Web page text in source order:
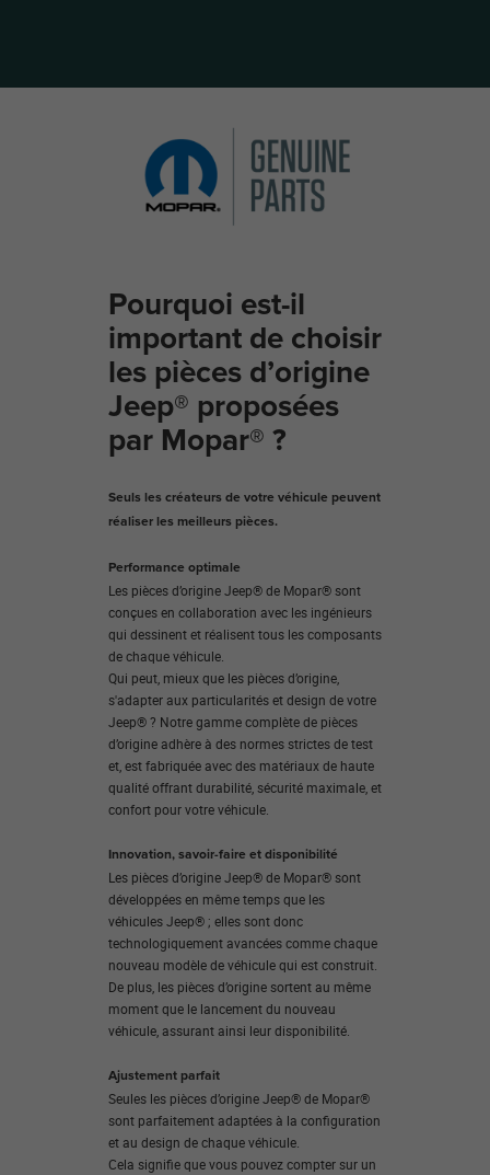
Pourquoi est-il
important de choisir
les pièces d’origine
Jeep® proposées
par Mopar® ?
Seuls les créateurs de votre véhicule peuvent
réaliser les meilleurs pièces.
Performance optimale
Les pièces d’origine Jeep® de Mopar® sont
conçues en collaboration avec les ingénieurs
qui dessinent et réalisent tous les composants
de chaque véhicule.
Qui peut, mieux que les pièces d’origine,
s'adapter aux particularités et design de votre
Jeep® ? Notre gamme complète de pièces
d’origine adhère à des normes strictes de test
et, est fabriquée avec des matériaux de haute
qualité offrant durabilité, sécurité maximale, et
confort pour votre véhicule.
Innovation, savoir-faire et disponibilité
Les pièces d’origine Jeep® de Mopar® sont
développées en même temps que les
véhicules Jeep® ; elles sont donc
technologiquement avancées comme chaque
nouveau modèle de véhicule qui est construit.
De plus, les pièces d’origine sortent au même
moment que le lancement du nouveau
véhicule, assurant ainsi leur disponibilité.
Ajustement parfait
Seules les pièces d’origine Jeep® de Mopar®
sont parfaitement adaptées à la configuration
et au design de chaque véhicule.
Cela signifie que vous pouvez compter sur un